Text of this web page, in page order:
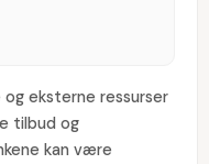
eksterne ressurser
tilbud og
kan være